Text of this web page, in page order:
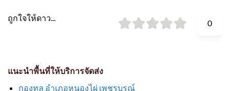
ถูกใจให้ดาว...
0
แนะนำพื้นที่ให้บริการจัดส่ง
กองทูล อำเภอหนองไผ่ เพชรบูรณ์